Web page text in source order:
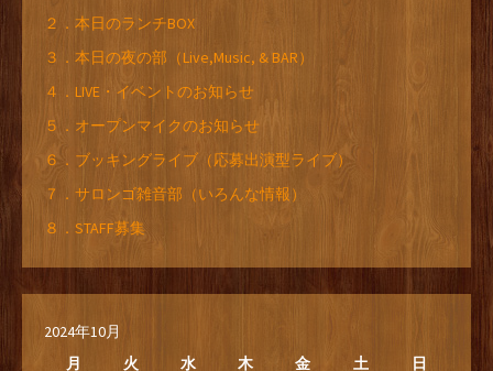
２．本日のランチBOX
３．本日の夜の部（Live,Music, & BAR）
４．LIVE・イベントのお知らせ
５．オープンマイクのお知らせ
６．ブッキングライブ（応募出演型ライブ）
７．サロンゴ雑音部（いろんな情報）
８．STAFF募集
2024年10月
月
火 水 木 金 土 日